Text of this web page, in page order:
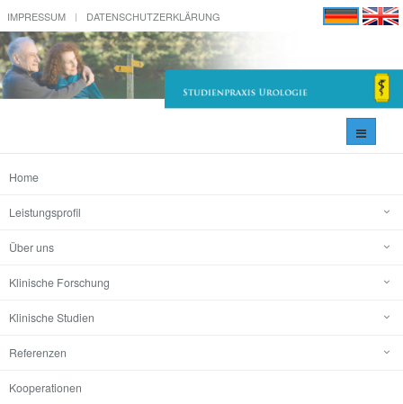
IMPRESSUM DATENSCHUTZERKLÄRUNG
Home
Leistungsprofil
Über uns
Klinische Forschung
Klinische Studien
Referenzen
Kooperationen